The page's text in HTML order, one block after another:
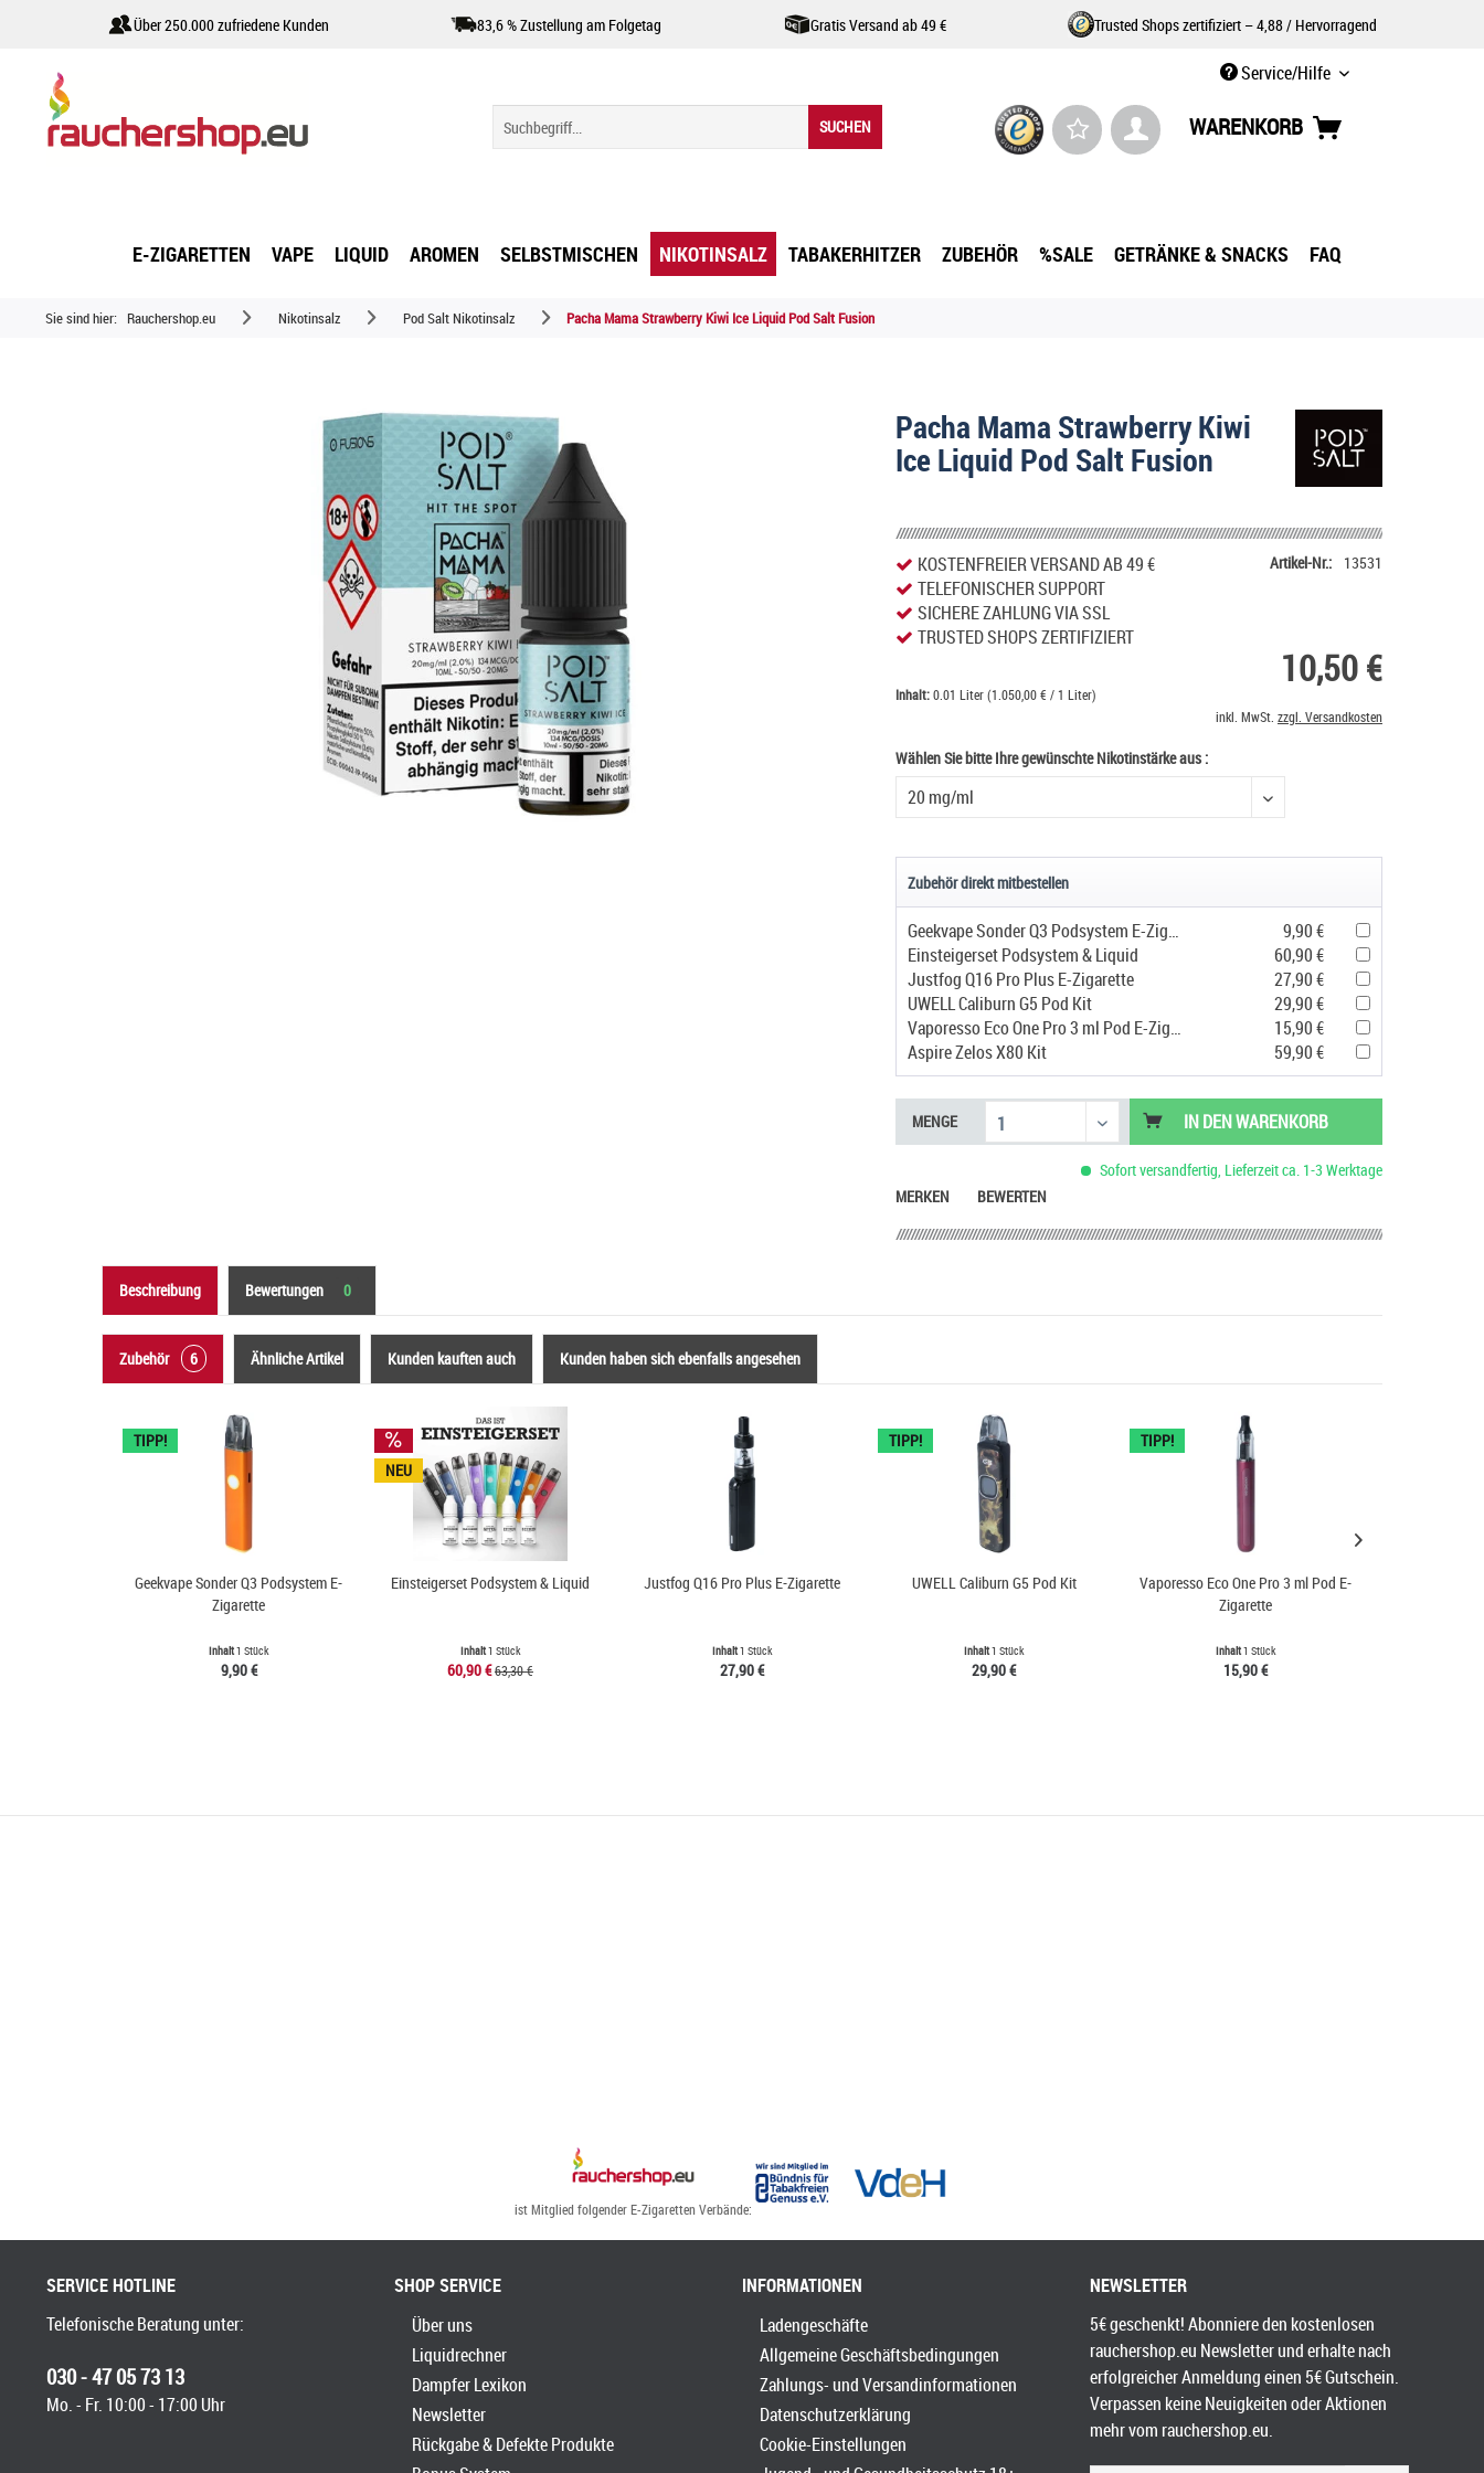
Über 250.000 zufriedene Kunden 83,6 % Zustellung am Folgetag Gratis Versand ab 49 € Trusted Shops zertifiziert – 4,88 / Hervorragend
Service/Hilfe
SUCHEN WARENKORB
E-ZIGARETTEN VAPE LIQUID AROMEN SELBSTMISCHEN NIKOTINSALZ TABAKERHITZER ZUBEHÖR %SALE GETRÄNKE & SNACKS FAQ
Sie sind hier: Rauchershop.eu Nikotinsalz Pod Salt Nikotinsalz Pacha Mama Strawberry Kiwi Ice Liquid Pod Salt Fusion
Pacha Mama Strawberry Kiwi
Ice Liquid Pod Salt Fusion
KOSTENFREIER VERSAND AB 49 €
TELEFONISCHER SUPPORT
SICHERE ZAHLUNG VIA SSL
TRUSTED SHOPS ZERTIFIZIERT
Artikel-Nr.: 13531
10,50 €
Inhalt:0.01 Liter (1.050,00 € / 1 Liter)
inkl. MwSt. zzgl. Versandkosten
Wählen Sie bitte Ihre gewünschte Nikotinstärke aus :
Wählen Sie bitte Ihre gewünschte Nikotinstärke aus
Zubehör direkt mitbestellen
Geekvape Sonder Q3 Podsystem E-Zigarette
9,90 €
Einsteigerset Podsystem & Liquid
60,90 €
Justfog Q16 Pro Plus E-Zigarette
27,90 €
UWELL Caliburn G5 Pod Kit
29,90 €
Vaporesso Eco One Pro 3 ml Pod E-Zigarette
15,90 €
Aspire Zelos X80 Kit
59,90 €
MENGE IN DENWARENKORB
Sofort versandfertig, Lieferzeit ca. 1-3 Werktage
MERKEN
BEWERTEN
Beschreibung Bewertungen 0
Zubehör 6 Ähnliche Artikel Kunden kauften auch Kunden haben sich ebenfalls angesehen
TIPP!
Geekvape Sonder Q3 Podsystem E-
Zigarette
Inhalt1 Stück
9,90 €
NEU
Einsteigerset Podsystem & Liquid
Inhalt1 Stück
60,90 €63,30 €
Justfog Q16 Pro Plus E-Zigarette
Inhalt1 Stück
27,90 €
TIPP!
UWELL Caliburn G5 Pod Kit
Inhalt1 Stück
29,90 €
TIPP!
Vaporesso Eco One Pro 3 ml Pod E-
Zigarette
Inhalt1 Stück
15,90 €
ist Mitglied folgender E-Zigaretten Verbände:
SERVICE HOTLINE
Telefonische Beratung unter:
030 - 47 05 73 13
Mo. - Fr. 10:00 - 17:00 Uhr
SHOP SERVICE
Über uns
Liquidrechner
Dampfer Lexikon
Newsletter
Rückgabe & Defekte Produkte
INFORMATIONEN
Ladengeschäfte
Allgemeine Geschäftsbedingungen
Zahlungs- und Versandinformationen
Datenschutzerklärung
Cookie-Einstellungen
NEWSLETTER
5€ geschenkt! Abonniere den kostenlosen
rauchershop.eu Newsletter und erhalte nach
erfolgreicher Anmeldung einen 5€ Gutschein.
Verpassen keine Neuigkeiten oder Aktionen
mehr vom rauchershop.eu.